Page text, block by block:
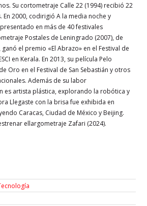
Su cortometraje Calle 22 (1994) recibió 22
2000, codirigió A la media noche y
en más de 40 festivales
Postales de Leningrado (2007), de
el premio «El Abrazo» en el Festival de
en Kerala. En 2013, su película Pelo
Oro en el Festival de San Sebastián y otros
Además de su labor
es artista plástica, explorando la robótica y
Llegaste con la brisa fue exhibida en
Caracas, Ciudad de México y Beijing.
ellargometraje Zafari (2024).